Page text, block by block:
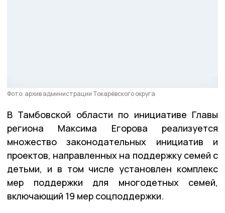
Фото: архив администрации Токарёвского округа
В Тамбовской области по инициативе Главы
региона Максима Егорова реализуется
множество законодательных инициатив и
проектов, направленных на поддержку семей с
детьми, и в том числе установлен комплекс
мер поддержки для многодетных семей,
включающий 19 мер соцподдержки.